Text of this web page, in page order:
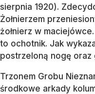
sierpnia 1920).
Żołnierzem
żołnierz w
to ochotnik. Jak
postrzeloną nogę oraz
Trzonem Grobu
środkowe arkady